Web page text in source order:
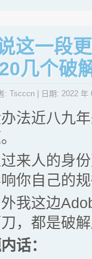
这一段
几个破
: Tscccn | 日期: 2022 年
法近八九
来人的身
你自己的
我这边
，都是破
话：